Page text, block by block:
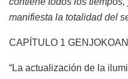
manifiesta la totalidad del
CAPÍTULO 1 GENJOKOAN
“La actualización de la